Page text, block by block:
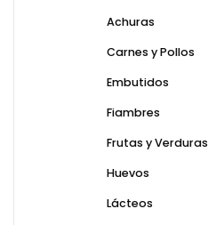
Achuras
Carnes y Pollos
Embutidos
Fiambres
Frutas y Verduras
Huevos
Lácteos